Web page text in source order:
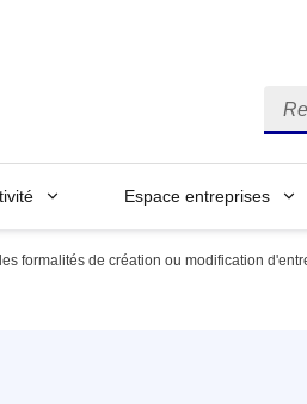
Espace entreprises
formalités de création ou modification